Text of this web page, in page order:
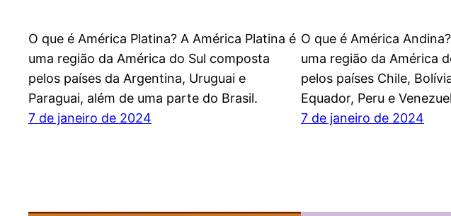
O que é América Platina? A América Platina é
uma região da América do Sul composta
pelos países da Argentina, Uruguai e
Paraguai, além de uma parte do Brasil.
7 de janeiro de 2024
O que é América
uma região da América
pelos países Chile,
Equador, Peru e
7 de janeiro de 2024